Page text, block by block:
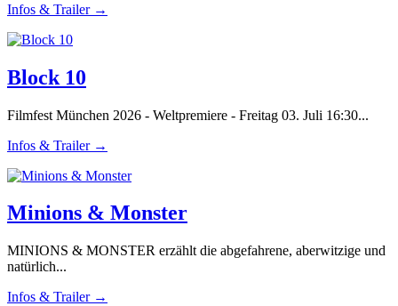
Infos & Trailer →
Block 10
Filmfest München 2026 - Weltpremiere - Freitag 03. Juli 16:30...
Infos & Trailer →
Minions & Monster
MINIONS & MONSTER erzählt die abgefahrene, aberwitzige und
natürlich...
Infos & Trailer →